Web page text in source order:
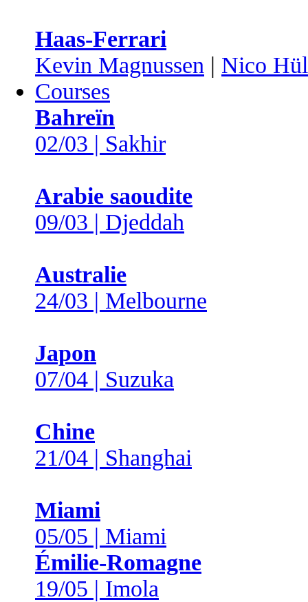
Haas-Ferrari
Kevin Magnussen | Nico
Courses
Bahreïn
02/03 | Sakhir
Arabie saoudite
09/03 | Djeddah
Australie
24/03 | Melbourne
Japon
07/04 | Suzuka
Chine
21/04 | Shanghai
Miami
05/05 | Miami
Émilie-Romagne
19/05 | Imola